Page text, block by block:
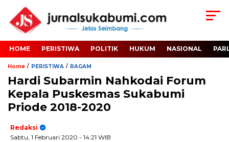
HOME PERISTIWA POLITIK HUKUM NASIONAL
Home / PERISTIWA / RAGAM
Hardi Subarmin Nahkodai Forum
Kepala Puskesmas Sukabumi
Priode 2018-2020
Redaksi
Sabtu, 1 Februari 2020 - 14:21 WIB